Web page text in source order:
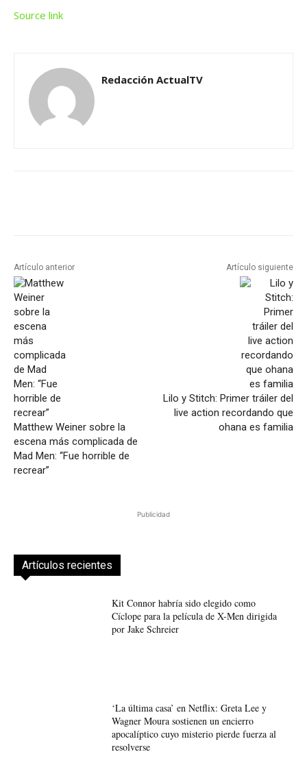
Source link
Redacción ActualTV
Artículo anterior
Matthew Weiner sobre la
escena más complicada de
Mad Men: “Fue horrible de
recrear”
Artículo siguiente
Lilo y Stitch: Primer tráiler del
live action recordando que
ohana es familia
Publicidad
Artículos recientes
Kit Connor habría sido elegido como
Cíclope para la película de X-Men dirigida
por Jake Schreier
‘La última casa’ en Netflix: Greta Lee y
Wagner Moura sostienen un encierro
apocalíptico cuyo misterio pierde fuerza al
resolverse